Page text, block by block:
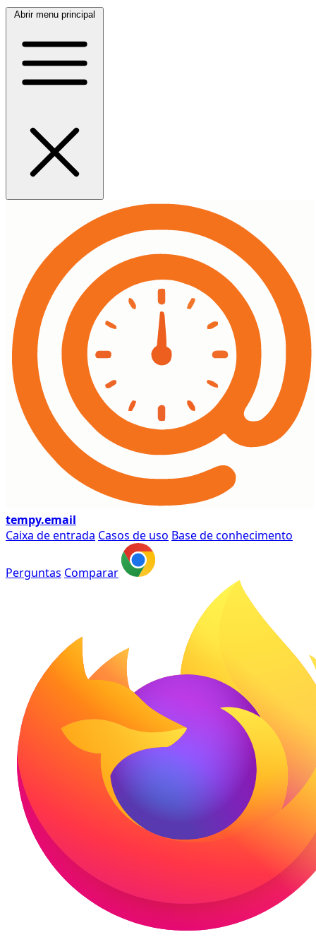
Abrir menu principal
tempy.email
Caixa de entrada Casos de uso Base de conhecimento
Perguntas Comparar